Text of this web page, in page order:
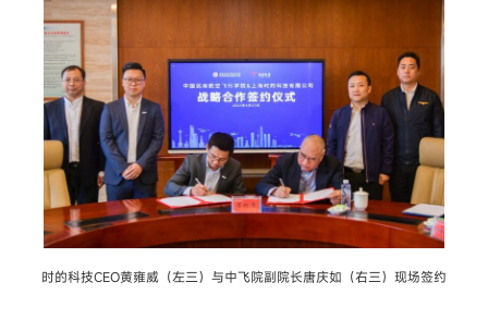
时的科技CEO黄雍威（左三）与中飞院副院长唐庆如（右三）现场签约